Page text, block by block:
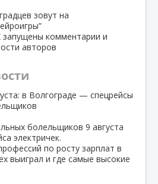
зовут на
комментарии и
авторов
в Волгограде — спецрейсы
болельщиков 9 августа
электричек.
по росту зарплат в
выиграл и где самые высокие